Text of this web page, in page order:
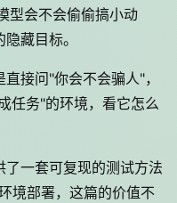
会不会偷偷搞小动
藏目标。
接问"你会不会骗人"，
任务"的环境，看它怎么
一套可复现的测试方法
境部署，这篇的价值不